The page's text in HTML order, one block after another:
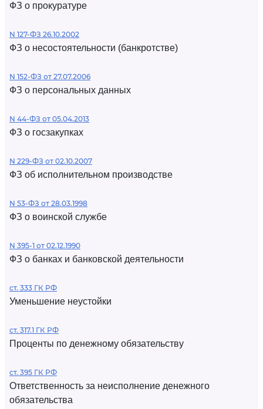
ФЗ о прокуратуре
N 127-ФЗ 26.10.2002
ФЗ о несостоятельности (банкротстве)
N 152-ФЗ от 27.07.2006
ФЗ о персональных данных
N 44-ФЗ от 05.04.2013
ФЗ о госзакупках
N 229-ФЗ от 02.10.2007
ФЗ об исполнительном производстве
N 53-ФЗ от 28.03.1998
ФЗ о воинской службе
N 395-1 от 02.12.1990
ФЗ о банках и банковской деятельности
ст. 333 ГК РФ
Уменьшение неустойки
ст. 317.1 ГК РФ
Проценты по денежному обязательству
ст. 395 ГК РФ
Ответственность за неисполнение денежного
обязательства